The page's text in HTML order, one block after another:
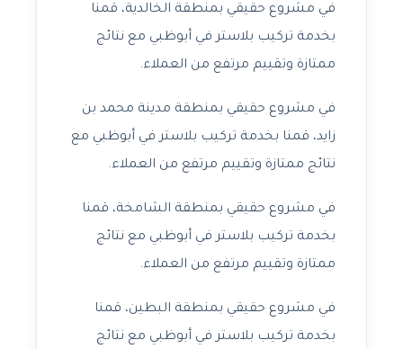
في مشروع حقيقي بمنطقة الخالدية، قمنا
بخدمة تركيب بلاستر في أبوظبي مع نتائج
ممتازة وتقييم مرتفع من العملاء.
في مشروع حقيقي بمنطقة مدينة محمد بن
زايد، قمنا بخدمة تركيب بلاستر في أبوظبي مع
نتائج ممتازة وتقييم مرتفع من العملاء.
في مشروع حقيقي بمنطقة الشامخة، قمنا
بخدمة تركيب بلاستر في أبوظبي مع نتائج
ممتازة وتقييم مرتفع من العملاء.
في مشروع حقيقي بمنطقة البطين، قمنا
بخدمة تركيب بلاستر في أبوظبي مع نتائج